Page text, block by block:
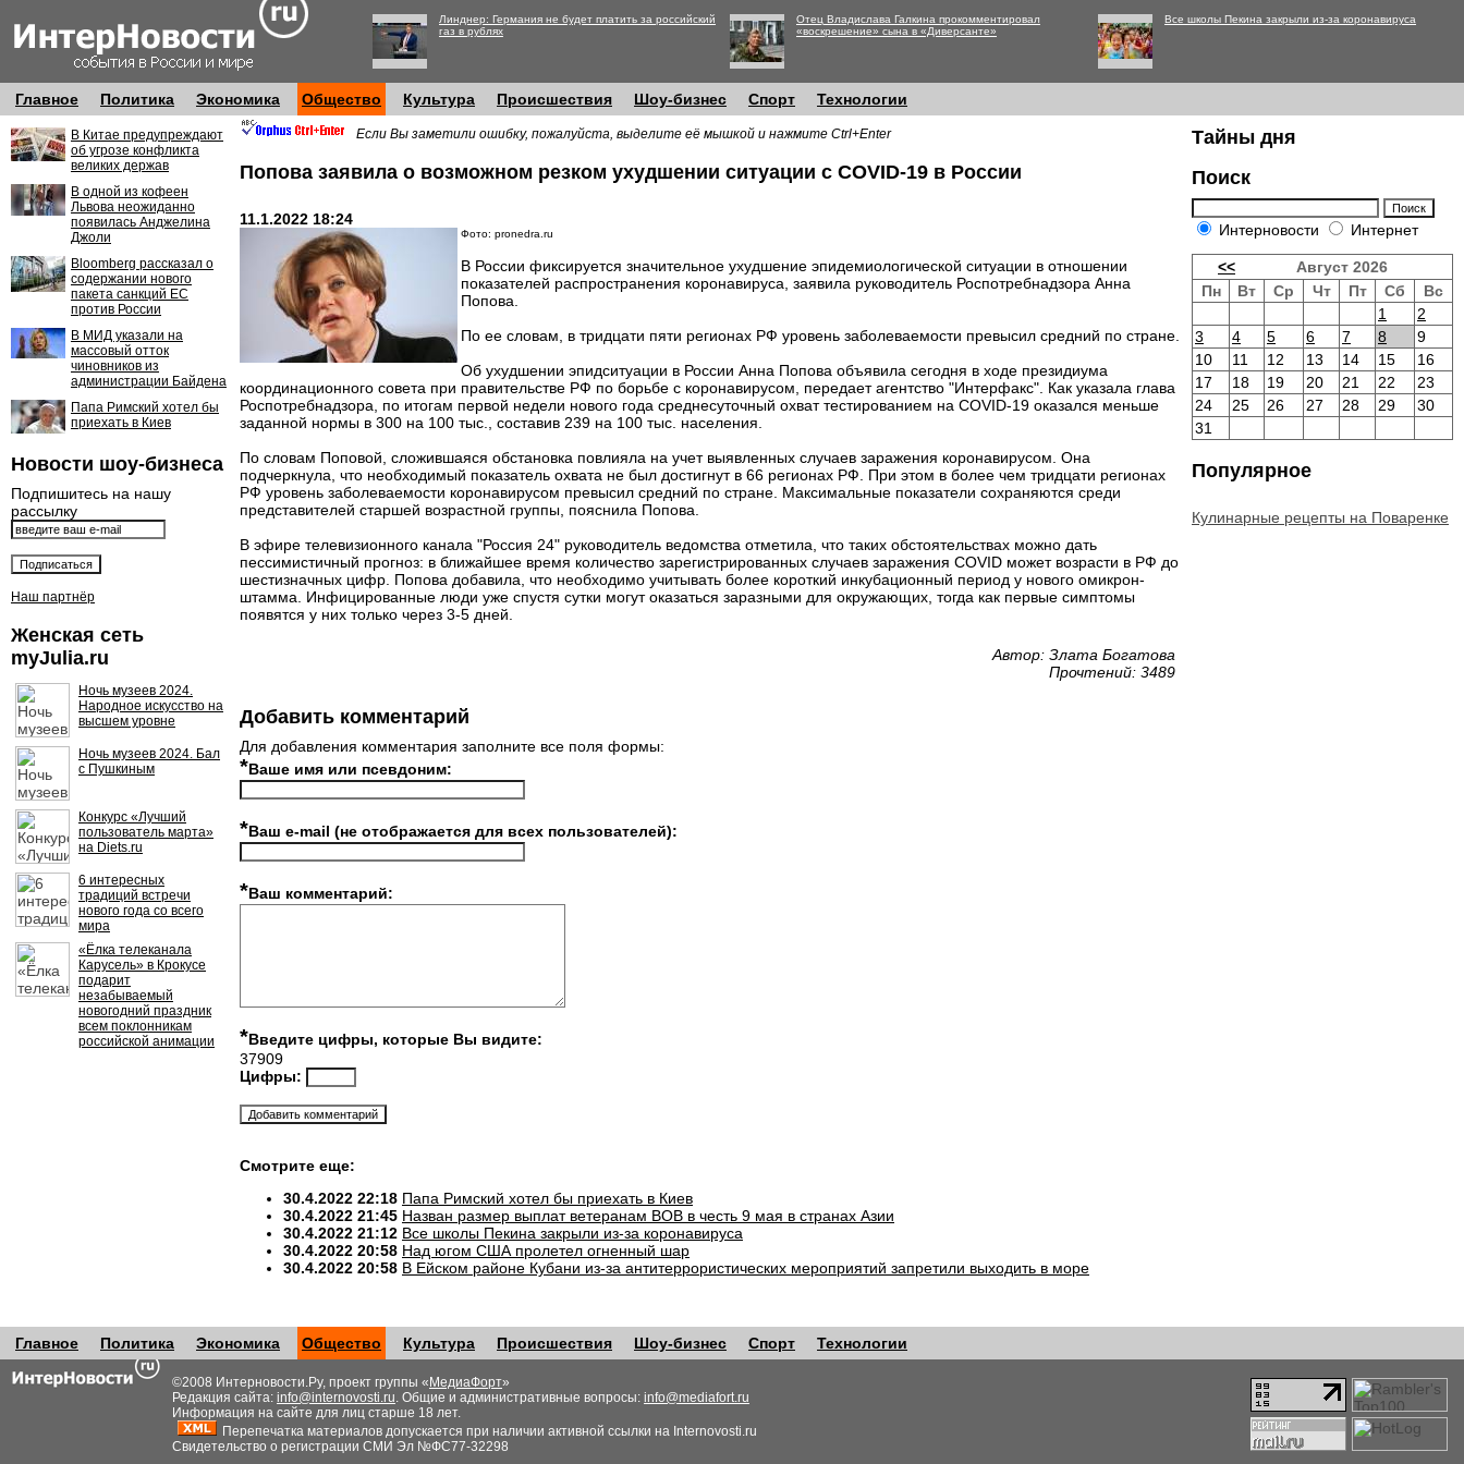
Линднер: Германия не будет платить за российский
газ в рублях
Отец Владислава Галкина прокомментировал
«воскрешение» сына в «Диверсанте»
Все школы Пекина закрыли из-за коронавируса
Главное Политика Экономика Общество Культура Происшествия Шоу-бизнес Спорт Технологии
В Китае предупреждают
об угрозе конфликта
великих держав
В одной из кофеен
Львова неожиданно
появилась Анджелина
Джоли
Bloomberg рассказал о
содержании нового
пакета санкций ЕС
против России
В МИД указали на
массовый отток
чиновников из
администрации Байдена
Папа Римский хотел бы
приехать в Киев
Новости шоу-бизнеса
Подпишитесь на нашу
рассылку
Наш партнёр
Женская сеть
myJulia.ru
Ночь музеев 2024.
Народное искусство на
высшем уровне
Ночь музеев 2024. Бал
с Пушкиным
Конкурс «Лучший
пользователь марта»
на Diets.ru
6 интересных
традиций встречи
нового года со всего
мира
«Ёлка телеканала
Карусель» в Крокусе
подарит
незабываемый
новогодний праздник
всем поклонникам
российской анимации
Если Вы заметили ошибку, пожалуйста, выделите её мышкой и нажмите Ctrl+Enter
Попова заявила о возможном резком ухудшении ситуации с COVID-19 в России
11.1.2022 18:24
Фото: pronedra.ru
В России фиксируется значительное ухудшение эпидемиологической ситуации в отношении
показателей распространения коронавируса, заявила руководитель Роспотребнадзора Анна
Попова.
По ее словам, в тридцати пяти регионах РФ уровень заболеваемости превысил средний по стране.
Об ухудшении эпидситуации в России Анна Попова объявила сегодня в ходе президиума
координационного совета при правительстве РФ по борьбе с коронавирусом, передает агентство "Интерфакс". Как указала глава
Роспотребнадзора, по итогам первой недели нового года среднесуточный охват тестированием на COVID-19 оказался меньше
заданной нормы в 300 на 100 тыс., составив 239 на 100 тыс. населения.
По словам Поповой, сложившаяся обстановка повлияла на учет выявленных случаев заражения коронавирусом. Она
подчеркнула, что необходимый показатель охвата не был достигнут в 66 регионах РФ. При этом в более чем тридцати регионах
РФ уровень заболеваемости коронавирусом превысил средний по стране. Максимальные показатели сохраняются среди
представителей старшей возрастной группы, пояснила Попова.
В эфире телевизионного канала "Россия 24" руководитель ведомства отметила, что таких обстоятельствах можно дать
пессимистичный прогноз: в ближайшее время количество зарегистрированных случаев заражения COVID может возрасти в РФ до
шестизначных цифр. Попова добавила, что необходимо учитывать более короткий инкубационный период у нового омикрон-
штамма. Инфицированные люди уже спустя сутки могут оказаться заразными для окружающих, тогда как первые симптомы
появятся у них только через 3-5 дней.
Автор: Злата Богатова
Прочтений: 3489
Добавить комментарий
Для добавления комментария заполните все поля формы:
*Ваше имя или псевдоним:
*Ваш e-mail (не отображается для всех пользователей):
*Ваш комментарий:
*Введите цифры, которые Вы видите:
37909
Цифры:
Смотрите еще:
30.4.2022 22:18 Папа Римский хотел бы приехать в Киев
30.4.2022 21:45 Назван размер выплат ветеранам ВОВ в честь 9 мая в странах Азии
30.4.2022 21:12 Все школы Пекина закрыли из-за коронавируса
30.4.2022 20:58 Над югом США пролетел огненный шар
30.4.2022 20:58 В Ейском районе Кубани из-за антитеррористических мероприятий запретили выходить в море
Тайны дня
Поиск
Интерновости Интернет
<<
Август 2026
Пн
Вт Ср Чт Пт Сб
Вс
1
2
3
4 5 6 7 8
9
10
11 12 13 14 15
16
17
18 19 20 21 22
23
24
25 26 27 28 29
30
31
Популярное
Кулинарные рецепты на Поваренке
Главное Политика Экономика Общество Культура Происшествия Шоу-бизнес Спорт Технологии
©2008 Интерновости.Ру, проект группы « МедиаФорт»
Редакция сайта: info@internovosti.ru. Общие и административные вопросы: info@mediafort.ru
Информация на сайте для лиц старше 18 лет.
Перепечатка материалов допускается при наличии активной ссылки на Internovosti.ru
Свидетельство о регистрации СМИ Эл №ФС77-32298